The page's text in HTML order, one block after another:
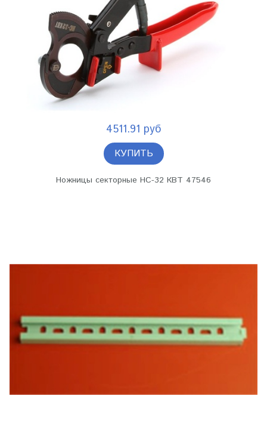
4511.91 руб
КУПИТЬ
Ножницы секторные НС-32 КВТ 47546